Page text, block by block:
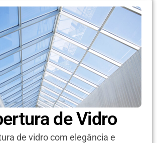
de Vidro
de vidro com elegância e